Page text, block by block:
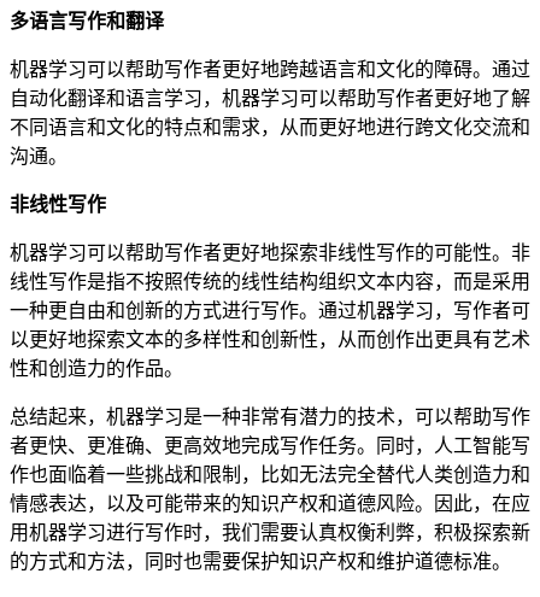
多语言写作和翻译
机器学习可以帮助写作者更好地跨越语言和文化的障碍。通过
自动化翻译和语言学习，机器学习可以帮助写作者更好地了解
不同语言和文化的特点和需求，从而更好地进行跨文化交流和
沟通。
非线性写作
机器学习可以帮助写作者更好地探索非线性写作的可能性。非
线性写作是指不按照传统的线性结构组织文本内容，而是采用
一种更自由和创新的方式进行写作。通过机器学习，写作者可
以更好地探索文本的多样性和创新性，从而创作出更具有艺术
性和创造力的作品。
总结起来，机器学习是一种非常有潜力的技术，可以帮助写作
者更快、更准确、更高效地完成写作任务。同时，人工智能写
作也面临着一些挑战和限制，比如无法完全替代人类创造力和
情感表达，以及可能带来的知识产权和道德风险。因此，在应
用机器学习进行写作时，我们需要认真权衡利弊，积极探索新
的方式和方法，同时也需要保护知识产权和维护道德标准。